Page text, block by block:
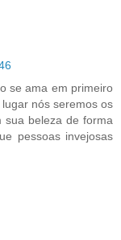
se ama em primeiro
nós seremos os
sua beleza de forma
pessoas invejosas